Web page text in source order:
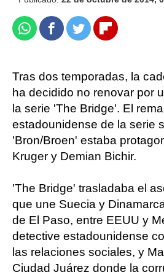
WhatsappFacebook
TwitterFlipboard
Tras dos temporadas, la
ha decidido no renovar por
la serie 'The Bridge'. El
estadounidense de la serie
'Bron/Broen' estaba
Kruger y Demian Bichir.
'The Bridge' trasladaba el
que une Suecia y
de El Paso, entre EEUU y
detective estadounidense
las relaciones sociales, y
Ciudad Juárez donde la